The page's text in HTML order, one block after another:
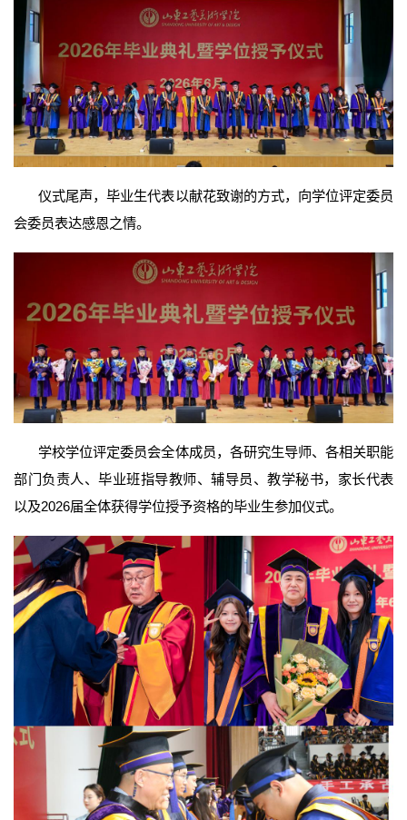
仪式尾声，毕业生代表以献花致谢的方式，向学位评定委员
会委员表达感恩之情。
学校学位评定委员会全体成员，各研究生导师、各相关职能
部门负责人、毕业班指导教师、辅导员、教学秘书，家长代表
以及2026届全体获得学位授予资格的毕业生参加仪式。